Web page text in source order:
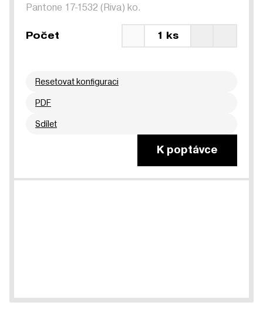
Pantone 17-1532 (Riva) ko.
Počet 1 ks
Resetovat konfiguraci
PDF
Sdílet
K poptávce